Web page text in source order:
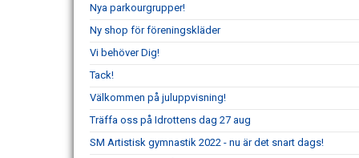
Nya parkourgrupper!
Ny shop för föreningskläder
Vi behöver Dig!
Tack!
Välkommen på juluppvisning!
Träffa oss på Idrottens dag 27 aug
SM Artistisk gymnastik 2022 - nu är det snart dags!